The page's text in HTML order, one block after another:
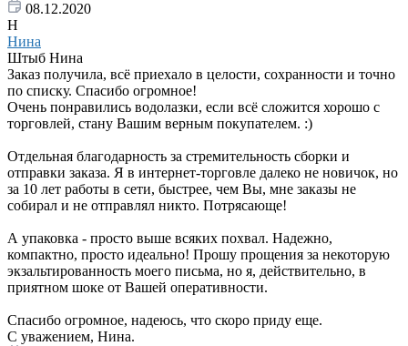
08.12.2020
Н
Нина
Штыб Нина
Заказ получила, всё приехало в целости, сохранности и точно
по списку. Спасибо огромное!
Очень понравились водолазки, если всё сложится хорошо с
торговлей, стану Вашим верным покупателем. :)
Отдельная благодарность за стремительность сборки и
отправки заказа. Я в интернет-торговле далеко не новичок, но
за 10 лет работы в сети, быстрее, чем Вы, мне заказы не
собирал и не отправлял никто. Потрясающе!
А упаковка - просто выше всяких похвал. Надежно,
компактно, просто идеально! Прошу прощения за некоторую
экзальтированность моего письма, но я, действительно, в
приятном шоке от Вашей оперативности.
Спасибо огромное, надеюсь, что скоро приду еще.
С уважением, Нина.